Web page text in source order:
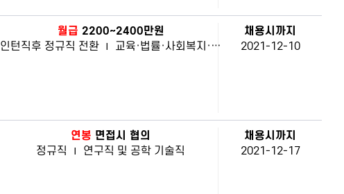
월급 2200~2400만원
인턴직후 정규직 전환 | 교육·법률·사회복지·경찰·소방직 및 군인
채용시까지
2021-12-10
연봉 면접시 협의
정규직
| 연구직 및 공학 기술직
채용시까지
2021-12-17